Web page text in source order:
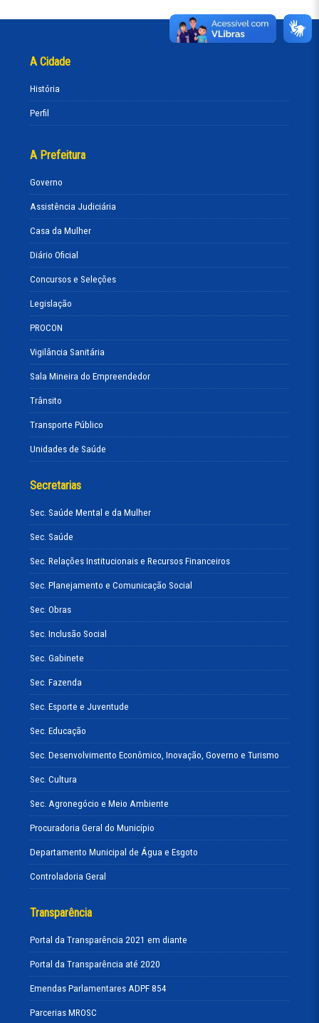
A Cidade
História
Perfil
A Prefeitura
Governo
Assistência Judiciária
Casa da Mulher
Diário Oficial
Concursos e Seleções
Legislação
PROCON
Vigilância Sanitária
Sala Mineira do Empreendedor
Trânsito
Transporte Público
Unidades de Saúde
Secretarias
Sec. Saúde Mental e da Mulher
Sec. Saúde
Sec. Relações Institucionais e Recursos Financeiros
Sec. Planejamento e Comunicação Social
Sec. Obras
Sec. Inclusão Social
Sec. Gabinete
Sec. Fazenda
Sec. Esporte e Juventude
Sec. Educação
Sec. Desenvolvimento Econômico, Inovação, Governo e Turismo
Sec. Cultura
Sec. Agronegócio e Meio Ambiente
Procuradoria Geral do Município
Departamento Municipal de Água e Esgoto
Controladoria Geral
Transparência
Portal da Transparência 2021 em diante
Portal da Transparência até 2020
Emendas Parlamentares ADPF 854
Parcerias MROSC